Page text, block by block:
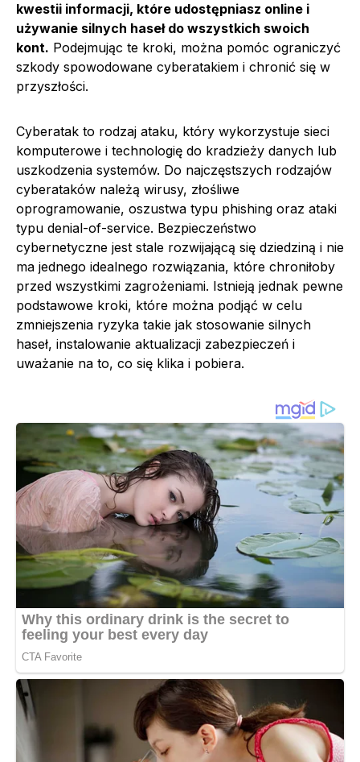
kwestii informacji, które udostępniasz online i
używanie silnych haseł do wszystkich swoich
kont. Podejmując te kroki, można pomóc ograniczyć
szkody spowodowane cyberatakiem i chronić się w
przyszłości.
Cyberatak to rodzaj ataku, który wykorzystuje sieci
komputerowe i technologię do kradzieży danych lub
uszkodzenia systemów. Do najczęstszych rodzajów
cyberataków należą wirusy, złośliwe
oprogramowanie, oszustwa typu phishing oraz ataki
typu denial-of-service. Bezpieczeństwo
cybernetyczne jest stale rozwijającą się dziedziną i nie
ma jednego idealnego rozwiązania, które chroniłoby
przed wszystkimi zagrożeniami. Istnieją jednak pewne
podstawowe kroki, które można podjąć w celu
zmniejszenia ryzyka takie jak stosowanie silnych
haseł, instalowanie aktualizacji zabezpieczeń i
uważanie na to, co się klika i pobiera.